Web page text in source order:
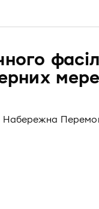
Набережна